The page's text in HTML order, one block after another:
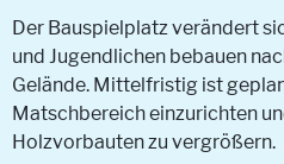
Der Bauspielplatz verändert
und Jugendlichen bebauen
Gelände. Mittelfristig ist
Matschbereich einzurichten
Holzvorbauten zu vergrößern.